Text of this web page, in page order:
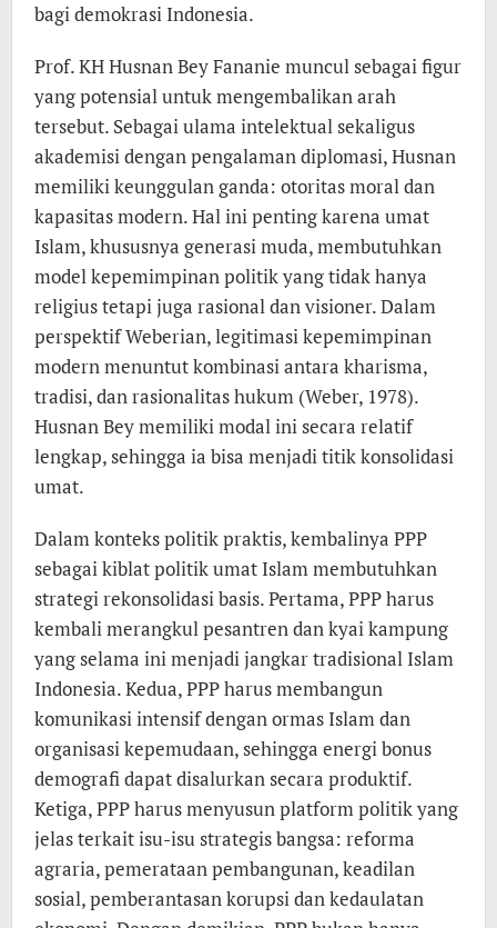
bagi demokrasi Indonesia.
Prof. KH Husnan Bey Fananie muncul sebagai figur
yang potensial untuk mengembalikan arah
tersebut. Sebagai ulama intelektual sekaligus
akademisi dengan pengalaman diplomasi, Husnan
memiliki keunggulan ganda: otoritas moral dan
kapasitas modern. Hal ini penting karena umat
Islam, khususnya generasi muda, membutuhkan
model kepemimpinan politik yang tidak hanya
religius tetapi juga rasional dan visioner. Dalam
perspektif Weberian, legitimasi kepemimpinan
modern menuntut kombinasi antara kharisma,
tradisi, dan rasionalitas hukum (Weber, 1978).
Husnan Bey memiliki modal ini secara relatif
lengkap, sehingga ia bisa menjadi titik konsolidasi
umat.
Dalam konteks politik praktis, kembalinya PPP
sebagai kiblat politik umat Islam membutuhkan
strategi rekonsolidasi basis. Pertama, PPP harus
kembali merangkul pesantren dan kyai kampung
yang selama ini menjadi jangkar tradisional Islam
Indonesia. Kedua, PPP harus membangun
komunikasi intensif dengan ormas Islam dan
organisasi kepemudaan, sehingga energi bonus
demografi dapat disalurkan secara produktif.
Ketiga, PPP harus menyusun platform politik yang
jelas terkait isu-isu strategis bangsa: reforma
agraria, pemerataan pembangunan, keadilan
sosial, pemberantasan korupsi dan kedaulatan